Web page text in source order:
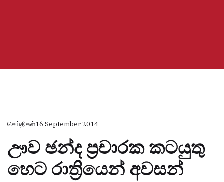
செய்திகள்16 September 2014
ඌව ඡන්ද ප්‍රචාරක කටයුතු
හෙට රාත්‍රියෙන් අවසන්